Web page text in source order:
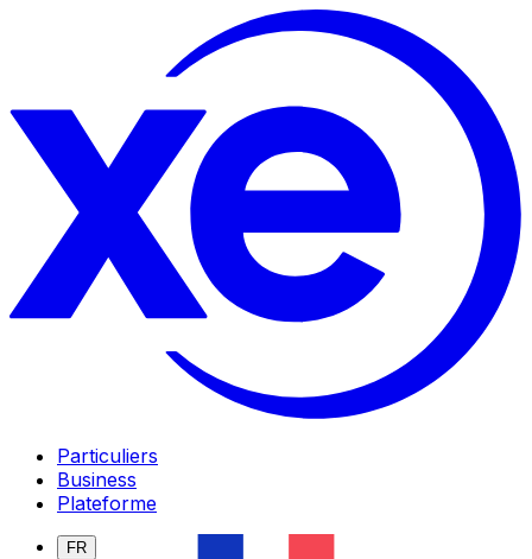
Particuliers
Business
Plateforme
FR